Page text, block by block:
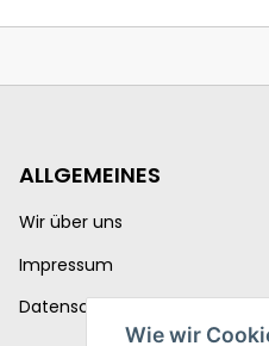
ALLGEMEINES
Wir über uns
Impressum
Datenschutzerklärung
Wie wir